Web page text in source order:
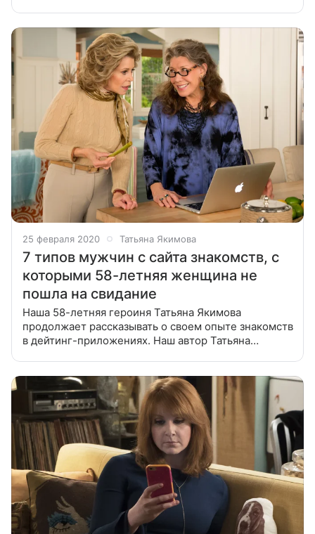
25 февраля 2020 Татьяна Якимова
7 типов мужчин с сайта знакомств, с
которыми 58-летняя женщина не
пошла на свидание
Наша 58-летняя героиня Татьяна Якимова
продолжает рассказывать о своем опыте знакомств
в дейтинг-приложениях. Наш автор Татьяна